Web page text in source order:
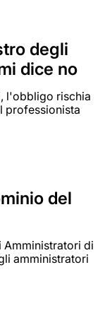
degli
dice no
l'obbligo rischia
professionista
del
Amministratori di
amministratori